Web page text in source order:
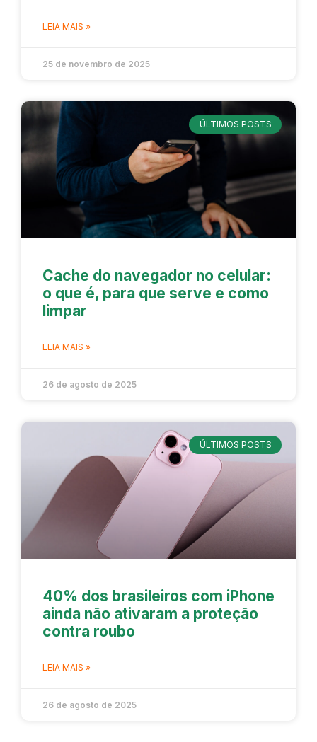
LEIA MAIS »
25 de novembro de 2025
ÚLTIMOS POSTS
Cache do navegador no celular:
o que é, para que serve e como
limpar
LEIA MAIS »
26 de agosto de 2025
ÚLTIMOS POSTS
40% dos brasileiros com iPhone
ainda não ativaram a proteção
contra roubo
LEIA MAIS »
26 de agosto de 2025